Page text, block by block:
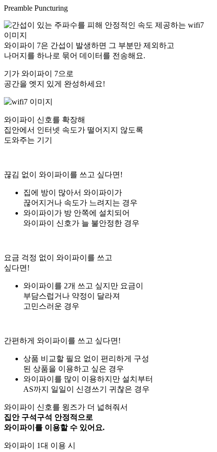
Preamble Puncturing
와이파이 7은 간섭이 발생하면 그 부분만 제외하고
나머지를 하나로 묶어 데이터를 전송해요.
기가 와이파이 7으로
공간을 엣지 있게 완성하세요!
와이파이 신호를 확장해
집안에서 인터넷 속도가 떨어지지 않도록
도와주는 기기
끊김 없이 와이파이를 쓰고 싶다면!
집에 방이 많아서 와이파이가
끊어지거나 속도가 느려지는 경우
와이파이가 방 안쪽에 설치되어
와이파이 신호가 늘 불안정한 경우
요금 걱정 없이 와이파이를 쓰고
싶다면!
와이파이를 2개 쓰고 싶지만 요금이
부담스럽거나 약정이 달라져
고민스러운 경우
간편하게 와이파이를 쓰고 싶다면!
상품 비교할 필요 없이 편리하게 구성
된 상품을 이용하고 싶은 경우
와이파이를 많이 이용하지만 설치부터
AS까지 일일이 신경쓰기 귀찮은 경우
와이파이 신호를 윙즈가 더 넓혀줘서
집안 구석구석 안정적으로
와이파이를 이용할 수 있어요.
와이파이 1대 이용 시